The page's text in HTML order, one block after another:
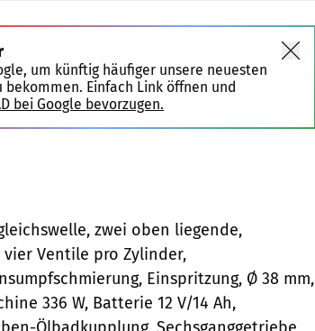
um künftig häufiger unsere neuesten
Einfach Link öffnen und
bei Google bevorzugen.
zwei oben liegende,
Ventile pro Zylinder,
Einspritzung, Ø 38 mm,
336 W, Batterie 12 V/14 Ah,